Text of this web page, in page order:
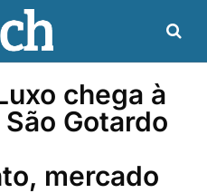
chega à
São Gotardo
mercado